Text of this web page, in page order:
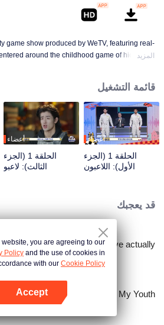
game show produced by WeTV, featuring real-
around the childhood game of hide-and-
using all kinds of ingenious tactics to evade
blanket searches by various hunter squads.
المزيد
قائمة التشغيل
أعضاء
الحلقة 1 (الجزء
الأول): اللاعبون
الأعماق"، معركة
الغميضة تبدأ
أعضاء
الحلقة 1 (الجزء
الثالث): لاعبو
قد يعجبك
Love actually
My Youth
website, you are agreeing to our
Policy and the use of cookies in
with our Cookie Policy.
Accept